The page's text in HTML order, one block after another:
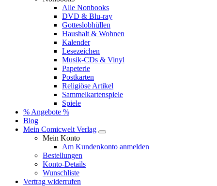
Alle Nonbooks
DVD & Blu-ray
Gotteslobhüllen
Haushalt & Wohnen
Kalender
Lesezeichen
Musik-CDs & Vinyl
Papeterie
Postkarten
Religiöse Artikel
Sammelkartenspiele
Spiele
% Angebote %
Blog
Mein Comicwelt Verlag
Mein Konto
Am Kundenkonto anmelden
Bestellungen
Konto-Details
Wunschliste
Vertrag widerrufen